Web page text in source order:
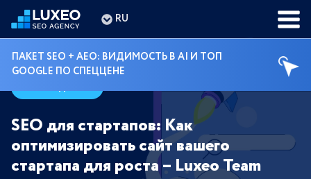
RU
ПАКЕТ SEO + AEO: ВИДИМОСТЬ В AI И ТОП
GOOGLE ПО СПЕЦЦЕНЕ
Гайды
SEO для стартапов: Как
оптимизировать сайт вашего
стартапа для роста – Luxeo Team